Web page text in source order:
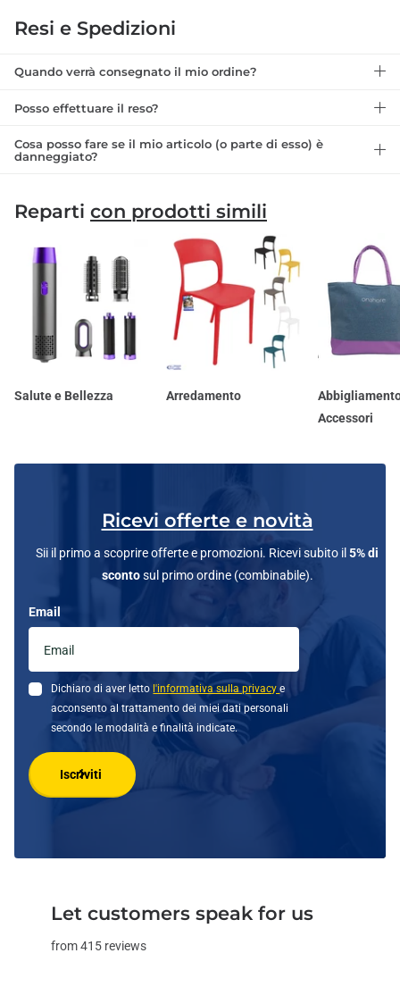
Resi e Spedizioni
Quando verrà consegnato il mio ordine?
Posso effettuare il reso?
Cosa posso fare se il mio articolo (o parte di esso) è
danneggiato?
Reparti con prodotti simili
Salute e Bellezza Arredamento
Accessori
Ricevi offerte e novità
Sii il primo a scoprire offerte e promozioni. Ricevi subito il 5% di
scontosul primo ordine (combinabile).
Email
Dichiaro di aver letto l'informativa sulla privacye
acconsento al trattamento dei miei dati personali
secondo le modalità e finalità indicate.
Iscriviti
Let customers speak for us
from 415 reviews